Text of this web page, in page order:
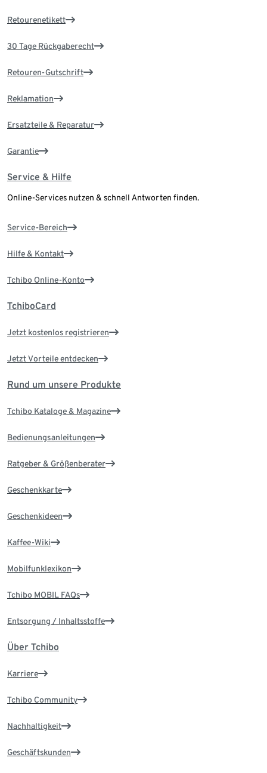
Retourenetikett
30 Tage Rückgaberecht
Retouren-Gutschrift
Reklamation
Ersatzteile & Reparatur
Garantie
Service & Hilfe
Online-Services nutzen & schnell Antworten finden.
Service-Bereich
Hilfe & Kontakt
Tchibo Online-Konto
TchiboCard
Jetzt kostenlos registrieren
Jetzt Vorteile entdecken
Rund um unsere Produkte
Tchibo Kataloge & Magazine
Bedienungsanleitungen
Ratgeber & Größenberater
Geschenkkarte
Geschenkideen
Kaffee-Wiki
Mobilfunklexikon
Tchibo MOBIL FAQs
Entsorgung / Inhaltsstoffe
Über Tchibo
Karriere
Tchibo Community
Nachhaltigkeit
Geschäftskunden